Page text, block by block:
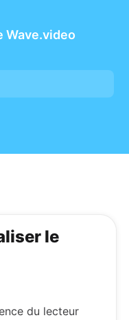
Wave.video
le
du lecteur